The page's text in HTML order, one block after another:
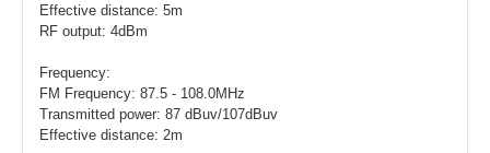
Effective distance: 5m
RF output: 4dBm
Frequency:
FM Frequency: 87.5 - 108.0MHz
Transmitted power: 87 dBuv/107dBuv
Effective distance: 2m